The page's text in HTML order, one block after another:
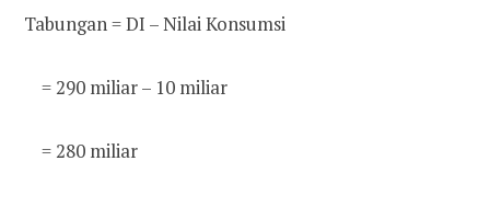
Tabungan = DI – Nilai Konsumsi
= 290 miliar – 10 miliar
= 280 miliar